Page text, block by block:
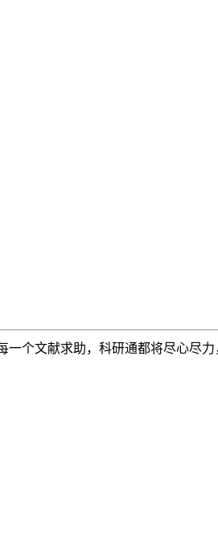
个文献求助，科研通都将尽心尽